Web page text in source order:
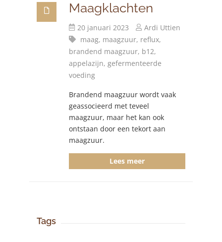
Maagklachten
20 januari 2023
Ardi Uttien
maag, maagzuur, reflux,
brandend maagzuur, b12,
appelazijn, gefermenteerde
voeding
Brandend maagzuur wordt vaak
geassocieerd met teveel
maagzuur, maar het kan ook
ontstaan door een tekort aan
maagzuur.
Lees meer
Tags